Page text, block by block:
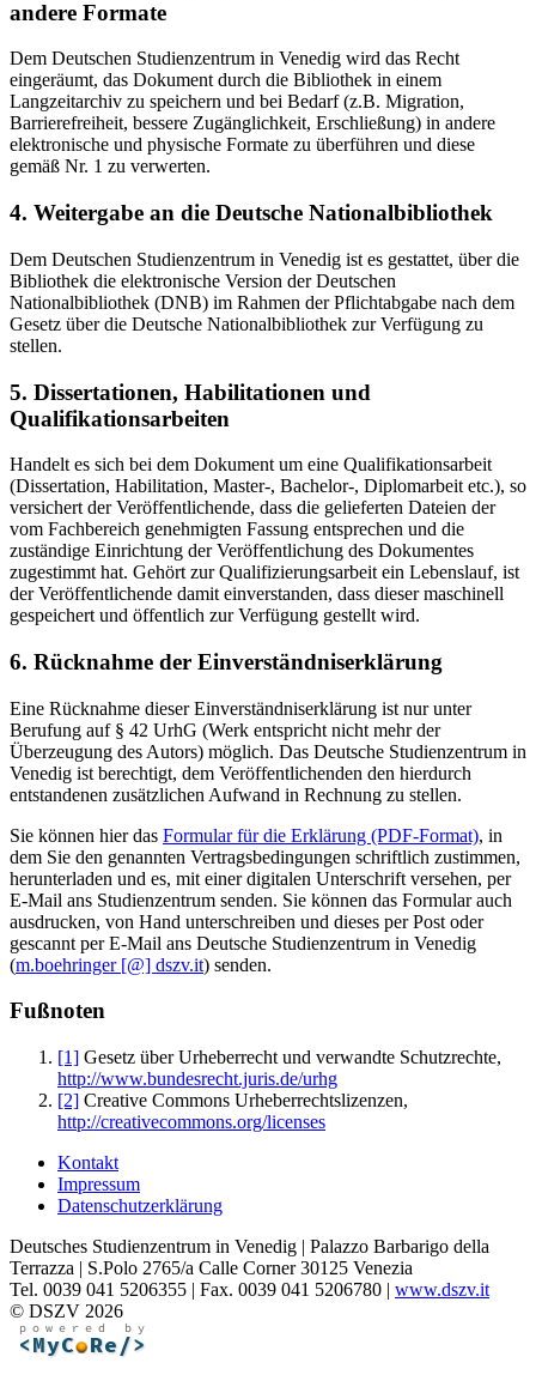
andere Formate
Dem Deutschen Studienzentrum in Venedig wird das Recht
eingeräumt, das Dokument durch die Bibliothek in einem
Langzeitarchiv zu speichern und bei Bedarf (z.B. Migration,
Barrierefreiheit, bessere Zugänglichkeit, Erschließung) in andere
elektronische und physische Formate zu überführen und diese
gemäß Nr. 1 zu verwerten.
4. Weitergabe an die Deutsche Nationalbibliothek
Dem Deutschen Studienzentrum in Venedig ist es gestattet, über die
Bibliothek die elektronische Version der Deutschen
Nationalbibliothek (DNB) im Rahmen der Pflichtabgabe nach dem
Gesetz über die Deutsche Nationalbibliothek zur Verfügung zu
stellen.
5. Dissertationen, Habilitationen und
Qualifikationsarbeiten
Handelt es sich bei dem Dokument um eine Qualifikationsarbeit
(Dissertation, Habilitation, Master-, Bachelor-, Diplomarbeit etc.), so
versichert der Veröffentlichende, dass die gelieferten Dateien der
vom Fachbereich genehmigten Fassung entsprechen und die
zuständige Einrichtung der Veröffentlichung des Dokumentes
zugestimmt hat. Gehört zur Qualifizierungsarbeit ein Lebenslauf, ist
der Veröffentlichende damit einverstanden, dass dieser maschinell
gespeichert und öffentlich zur Verfügung gestellt wird.
6. Rücknahme der Einverständniserklärung
Eine Rücknahme dieser Einverständniserklärung ist nur unter
Berufung auf § 42 UrhG (Werk entspricht nicht mehr der
Überzeugung des Autors) möglich. Das Deutsche Studienzentrum in
Venedig ist berechtigt, dem Veröffentlichenden den hierdurch
entstandenen zusätzlichen Aufwand in Rechnung zu stellen.
Sie können hier das Formular für die Erklärung (PDF-Format), in
dem Sie den genannten Vertragsbedingungen schriftlich zustimmen,
herunterladen und es, mit einer digitalen Unterschrift versehen, per
E-Mail ans Studienzentrum senden. Sie können das Formular auch
ausdrucken, von Hand unterschreiben und dieses per Post oder
gescannt per E-Mail ans Deutsche Studienzentrum in Venedig
(m.boehringer [@] dszv.it) senden.
Fußnoten
[1] Gesetz über Urheberrecht und verwandte Schutzrechte,
http://www.bundesrecht.juris.de/urhg
[2] Creative Commons Urheberrechtslizenzen,
http://creativecommons.org/licenses
Kontakt
Impressum
Datenschutzerklärung
Deutsches Studienzentrum in Venedig | Palazzo Barbarigo della
Terrazza | S.Polo 2765/a Calle Corner 30125 Venezia
Tel. 0039 041 5206355 | Fax. 0039 041 5206780 | www.dszv.it
© DSZV 2026